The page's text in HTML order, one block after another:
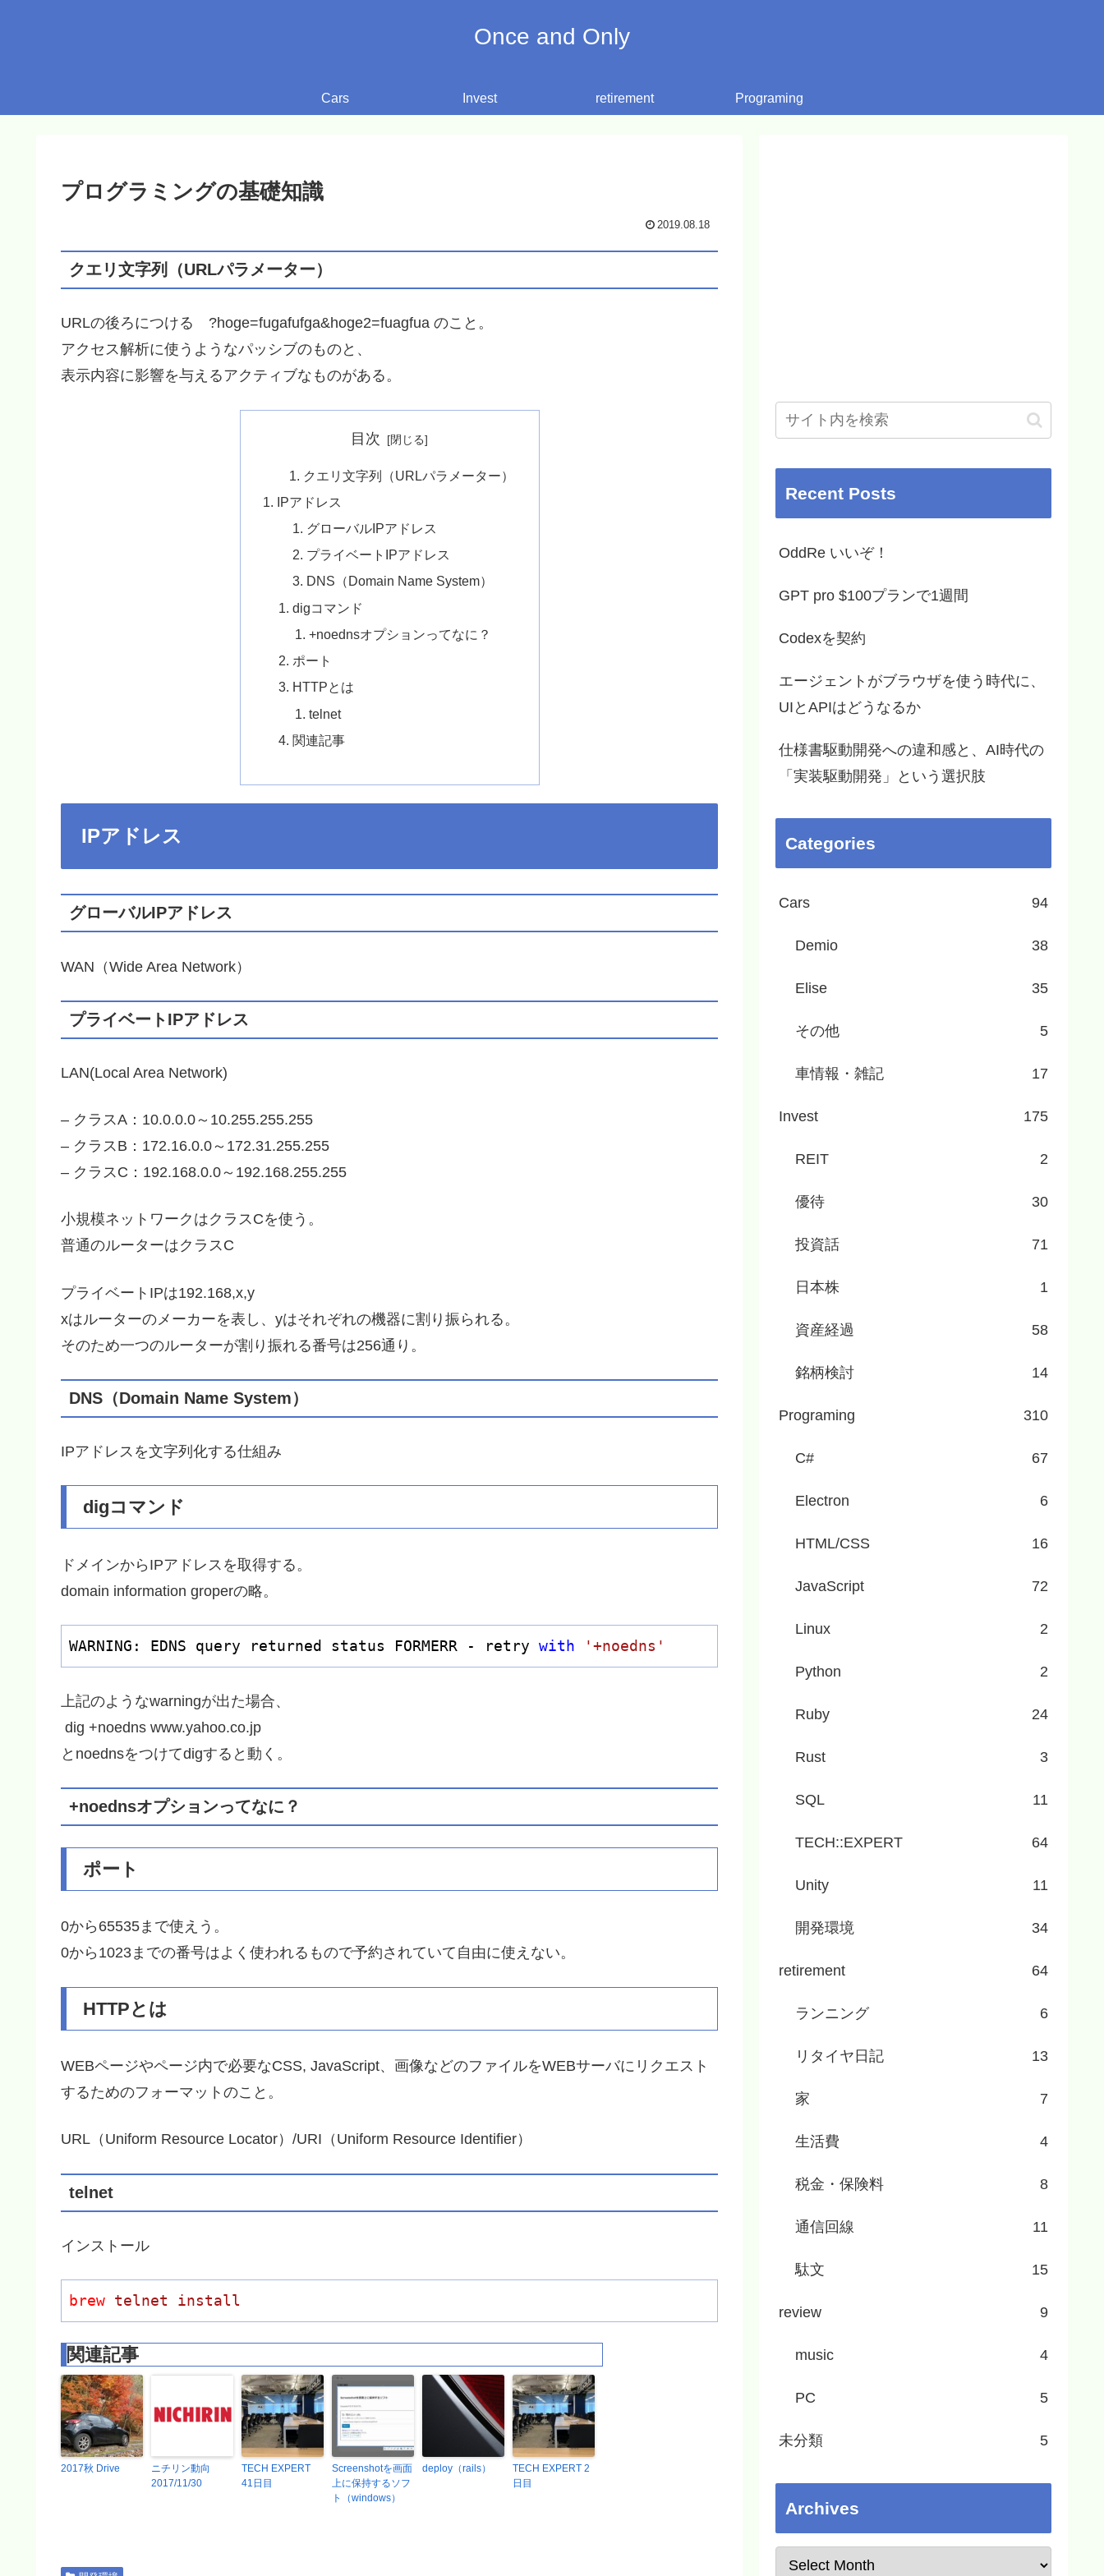
Once and Only
Cars Invest retirement Programing
プログラミングの基礎知識
2019.08.18
クエリ文字列（URLパラメーター）
URLの後ろにつける ?hoge=fugafufga&hoge2=fuagfua のこと。
アクセス解析に使うようなパッシブのものと、
表示内容に影響を与えるアクティブなものがある。
目次
クエリ文字列（URLパラメーター）
IPアドレス
グローバルIPアドレス
プライベートIPアドレス
DNS（Domain Name System）
digコマンド
+noednsオプションってなに？
ポート
HTTPとは
telnet
関連記事
IPアドレス
グローバルIPアドレス
WAN（Wide Area Network）
プライベートIPアドレス
LAN(Local Area Network)
– クラスA：10.0.0.0～10.255.255.255
– クラスB：172.16.0.0～172.31.255.255
– クラスC：192.168.0.0～192.168.255.255
小規模ネットワークはクラスCを使う。
普通のルーターはクラスC
プライベートIPは192.168,x,y
xはルーターのメーカーを表し、yはそれぞれの機器に割り振られる。
そのため一つのルーターが割り振れる番号は256通り。
DNS（Domain Name System）
IPアドレスを文字列化する仕組み
digコマンド
ドメインからIPアドレスを取得する。
domain information groperの略。
WARNING: EDNS query returned status FORMERR - retry with '+noedns'
上記のようなwarningが出た場合、
dig +noedns www.yahoo.co.jp
とnoednsをつけてdigすると動く。
+noednsオプションってなに？
ポート
0から65535まで使えう。
0から1023までの番号はよく使われるもので予約されていて自由に使えない。
HTTPとは
WEBページやページ内で必要なCSS, JavaScript、画像などのファイルをWEBサーバにリクエスト
するためのフォーマットのこと。
URL（Uniform Resource Locator）/URI（Uniform Resource Identifier）
telnet
インストール
brew telnet install
関連記事
2017秋 Drive
ニチリン動向
2017/11/30
TECH EXPERT
41日目
Screenshotを画面
上に保持するソフ
ト（windows）
deploy（rails）
TECH EXPERT 2
日目
Recent Posts
OddRe いいぞ！
GPT pro $100プランで1週間
Codexを契約
エージェントがブラウザを使う時代に、
UIとAPIはどうなるか
仕様書駆動開発への違和感と、AI時代の
「実装駆動開発」という選択肢
Categories
Cars 94
Demio 38
Elise 35
その他 5
車情報・雑記 17
Invest 175
REIT 2
優待 30
投資話 71
日本株 1
資産経過 58
銘柄検討 14
Programing 310
C# 67
Electron 6
HTML/CSS 16
JavaScript 72
Linux 2
Python 2
Ruby 24
Rust 3
SQL 11
TECH::EXPERT 64
Unity 11
開発環境 34
retirement 64
ランニング 6
リタイヤ日記 13
家 7
生活費 4
税金・保険料 8
通信回線 11
駄文 15
review 9
music 4
PC 5
未分類 5
Archives